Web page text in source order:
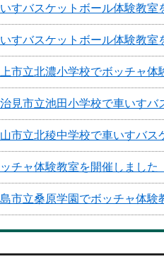
すバスケットボール体験教室
すバスケットボール体験教室
市立北濃小学校でボッチャ体
見市立池田小学校で車いす
市立北稜中学校で車いすバス
チャ体験教室を開催しました
市立桑原学園でボッチャ体験